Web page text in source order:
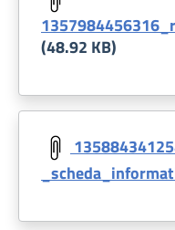
(48.92 KB)
Document